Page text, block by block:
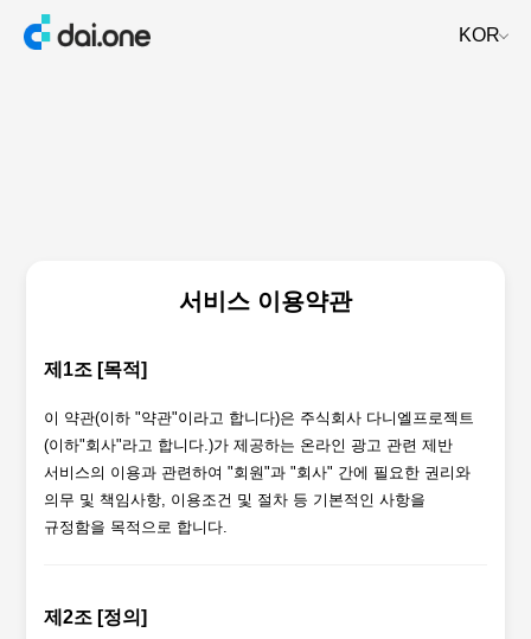
KOR
서비스 이용약관
제1조 [목적]
이 약관(이하 "약관"이라고 합니다)은 주식회사 다니엘프로젝트
(이하"회사"라고 합니다.)가 제공하는 온라인 광고 관련 제반
서비스의 이용과 관련하여 "회원"과 "회사" 간에 필요한 권리와
의무 및 책임사항, 이용조건 및 절차 등 기본적인 사항을
규정함을 목적으로 합니다.
제2조 [정의]